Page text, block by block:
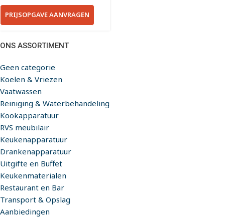
ONS ASSORTIMENT
Geen categorie
Koelen & Vriezen
Vaatwassen
Reiniging & Waterbehandeling
Kookapparatuur
RVS meubilair
Keukenapparatuur
Drankenapparatuur
Uitgifte en Buffet
Keukenmaterialen
Restaurant en Bar
Transport & Opslag
Aanbiedingen
PRIJSOPGAVE AANVRAGEN